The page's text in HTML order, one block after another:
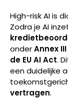
High-risk AI is
Zodra je AI
onderAnnex III
de EU AI Act.
een duidelijke
vertragen.